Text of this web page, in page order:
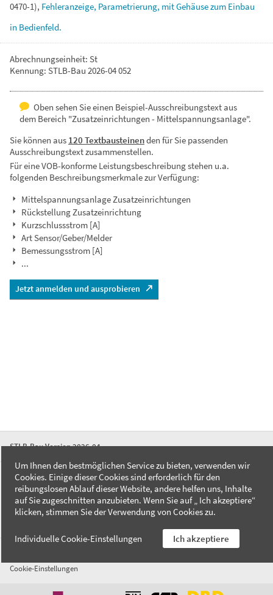
0470-1), Fehleranzeige, Parametrierung, mitGehäusezum Einbau
in Bedienfeld.
Abrechnungseinheit: St
Kennung: STLB-Bau 2026-04 052
Oben sehen Sie einen Beispiel-Ausschreibungstext aus
dem Bereich "Zusatzeinrichtungen - Mittelspannungsanlage".
Sie können aus 120 Textbausteinenden für Sie passenden
Ausschreibungstext zusammenstellen.
Für eine VOB-konforme Leistungsbeschreibung stehen u.a.
folgenden Beschreibungsmerkmale zur Verfügung:
Mittelspannungsanlage Zusatzeinrichtungen
Rückstellung Zusatzeinrichtung
Kurzschlussstrom [A]
Art Sensor/Geber/Melder
Bemessungsstrom [A]
...
Jetzt anmelden und ausprobieren
STLB-Bau Version 2026-04
FAQ
Kontakt
Datenschutzerklärung
Cookie-Einstellungen
Um Ihnen den bestmöglichen Service zu bieten, verwenden wir
Cookies. Einige dieser Cookies sind erforderlich für den
reibungslosen Ablauf dieser Website, andere helfen uns, Inhalte
auf Sie zugeschnitten anzubieten. Wenn Sie auf „ Ich akzeptiere“
klicken, stimmen Sie der Verwendung von Cookies zu.
Individuelle Cookie-Einstellungen Ich akzeptiere